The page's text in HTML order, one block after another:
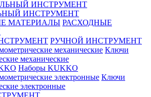
ИНСТРУМЕНТ
РАСХОДНЫЕ
РУЧНОЙ ИНСТРУМЕНТ
Ключи
механические
Наборы KUKKO
Ключи
электронные